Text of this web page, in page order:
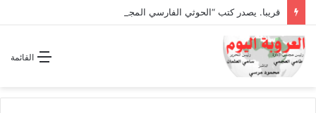
قريبا. يصدر كتب “الحوثي الفارسي المجوسي يغتال اليمن “
القائمة